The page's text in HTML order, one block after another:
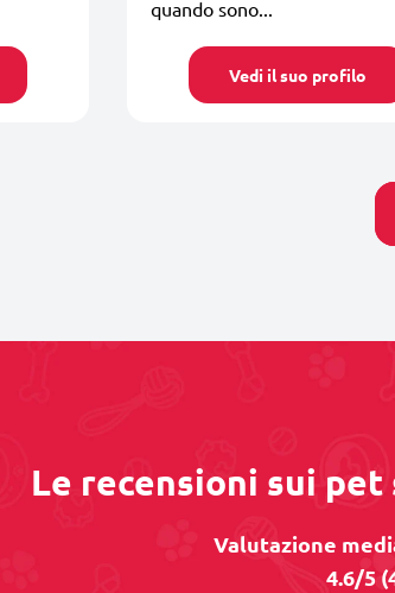
quando sono...
Vedi il suo profilo
Le recensioni sui
Valutazione
4.6/5